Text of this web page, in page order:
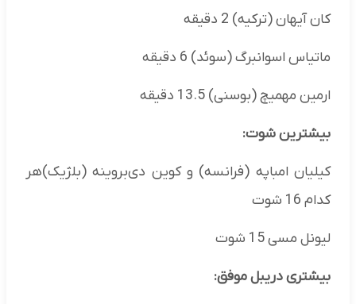
کان آیهان (ترکیه) 2 دقیقه
ماتیاس اسوانبرگ (سوئد) 6 دقیقه
ارمین مهمیچ (بوسنی) 13.5 دقیقه
بیشترین شوت:
کیلیان امباپه (فرانسه) و کوین دی‌بروینه (بلژیک)هر
کدام 16 شوت
لیونل مسی 15 شوت
بیشتری دریبل موفق: